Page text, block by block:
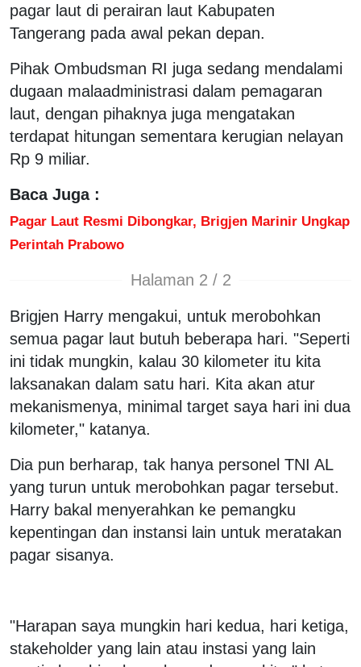
pagar laut di perairan laut Kabupaten
Tangerang pada awal pekan depan.
Pihak Ombudsman RI juga sedang mendalami
dugaan malaadministrasi dalam pemagaran
laut, dengan pihaknya juga mengatakan
terdapat hitungan sementara kerugian nelayan
Rp 9 miliar.
Baca Juga :
Pagar Laut Resmi Dibongkar, Brigjen Marinir Ungkap
Perintah Prabowo
Halaman 2 / 2
Brigjen Harry mengakui, untuk merobohkan
semua pagar laut butuh beberapa hari. "Seperti
ini tidak mungkin, kalau 30 kilometer itu kita
laksanakan dalam satu hari. Kita akan atur
mekanismenya, minimal target saya hari ini dua
kilometer," katanya.
Dia pun berharap, tak hanya personel TNI AL
yang turun untuk merobohkan pagar tersebut.
Harry bakal menyerahkan ke pemangku
kepentingan dan instansi lain untuk meratakan
pagar sisanya.
"Harapan saya mungkin hari kedua, hari ketiga,
stakeholder yang lain atau instasi yang lain